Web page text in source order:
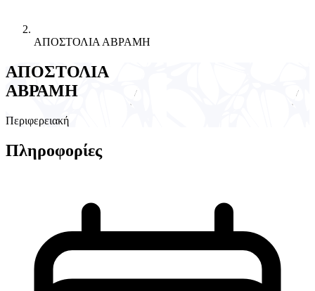
ΑΠΟΣΤΟΛΙΑ ΑΒΡΑΜΗ
ΑΠΟΣΤΟΛΙΑ
ΑΒΡΑΜΗ
Περιφερειακή
Πληροφορίες